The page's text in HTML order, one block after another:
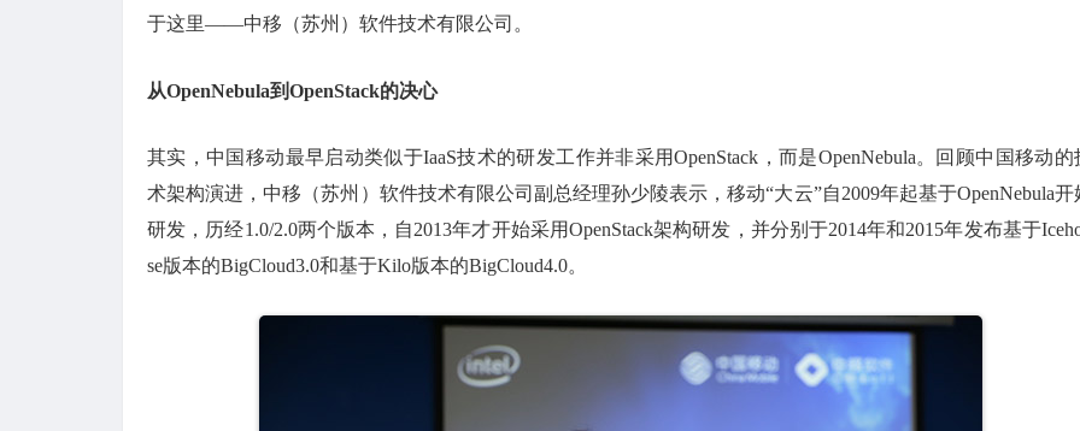
于这里——中移（苏州）软件技术有限公司。
从OpenNebula到OpenStack的决心
其实，中国移动最早启动类似于IaaS技术的研发工作并非采用OpenStack，而是OpenNebula。回顾中国移动的
术架构演进，中移（苏州）软件技术有限公司副总经理孙少陵表示，移动“大云”自2009年起基于OpenNebula开
研发，历经1.0/2.0两个版本，自2013年才开始采用OpenStack架构研发，并分别于2014年和2015年发布基于
se版本的BigCloud3.0和基于Kilo版本的BigCloud4.0。